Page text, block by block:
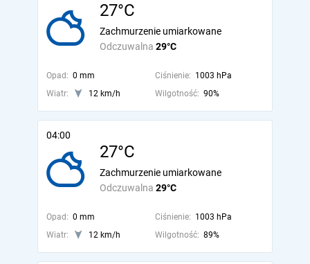
27°C
Odczuwalna 29°C
Zachmurzenie umiarkowane
Opad: 0 mm Ciśnienie: 1003 hPa
Wiatr:
12 km/h Wilgotność: 90%
04:00
27°C
Odczuwalna 29°C
Zachmurzenie umiarkowane
Opad: 0 mm Ciśnienie: 1003 hPa
Wiatr:
12 km/h Wilgotność: 89%